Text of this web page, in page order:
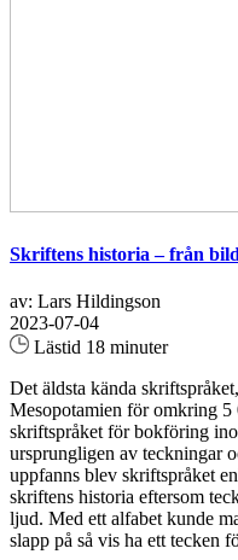
Skriftens historia – från
av: Lars Hildingson
2023-07-04
Lästid 18 minuter
Det äldsta kända
Mesopotamien för omkring 5
skriftspråket för bokföring
ursprungligen av teckningar
uppfanns blev skriftspråket
skriftens historia eftersom
ljud. Med ett alfabet kunde
slapp på så vis ha ett tecken